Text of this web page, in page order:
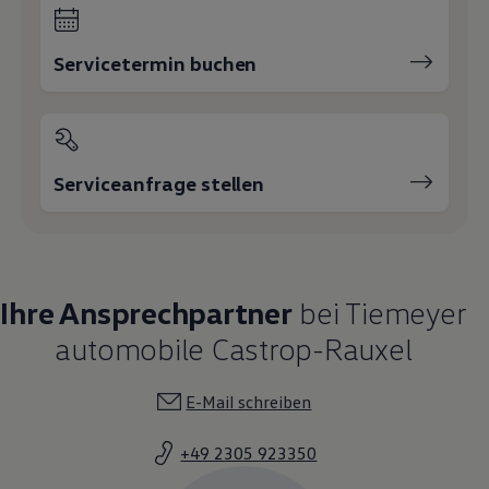
Servicetermin buchen
Serviceanfrage stellen
Ihre Ansprechpartnerbei Tiemeyer
automobile Castrop-Rauxel
E-Mail schreiben
+49 2305 923350